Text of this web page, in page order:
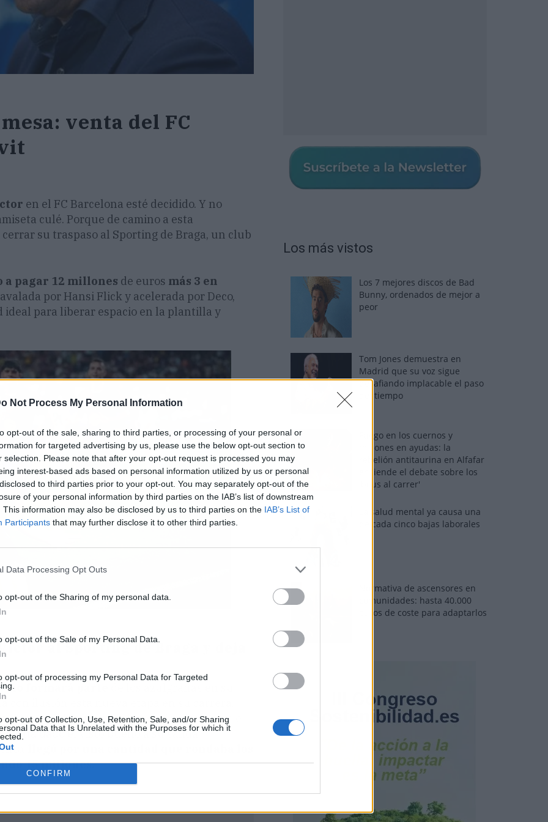
Not Process My Personal Information
opt-out of the sale, sharing to third parties, or processing of your personal or
for targeted advertising by us, please use the below opt-out section to
selection. Please note that after your opt-out request is processed you may
interest-based ads based on personal information utilized by us or personal
to third parties prior to your opt-out. You may separately opt-out of the
of your personal information by third parties on the IAB’s list of downstream
This information may also be disclosed by us to third parties on the IAB’s List of
Participants that may further disclose it to other third parties.
Data Processing Opt Outs
opt-out of the Sharing of my personal data.
opt-out of the Sale of my Personal Data.
opt-out of processing my Personal Data for Targeted
opt-out of Collection, Use, Retention, Sale, and/or Sharing
Data that Is Unrelated with the Purposes for which it
CONFIRM
venta del FC
en el FC Barcelona esté decidido. Y no
culé. Porque de camino a esta
su traspaso al Sporting de Braga, un club
a pagar 12 millones de euros más 3 en
por Hansi Flick y acelerada por Deco,
para liberar espacio en la plantilla y
al Sporting de Braga y deja
no formará parte
ilusión esta nueva etapa en su carrera.
en el primer equipo, entiende que en el
y ha dado el visto bueno a su salida,
15 millones.
Los más vistos
Los 7 mejores discos de Bad
Bunny, ordenados de mejor a
peor
Tom Jones demuestra en
Madrid que su voz sigue
desafiando implacable el paso
del tiempo
Fuego en los cuernos y
millones en ayudas: la
rebelión antitaurina en Alfafar
enciende el debate sobre los
'bous al carrer'
La salud mental ya causa una
de cada cinco bajas laborales
Normativa de ascensores en
comunidades: hasta 40.000
euros de coste para adaptarlos